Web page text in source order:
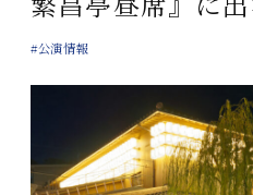
#公演情報